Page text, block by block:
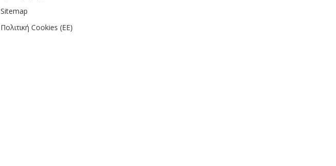
Sitemap
Πολιτική Cookies (ΕΕ)